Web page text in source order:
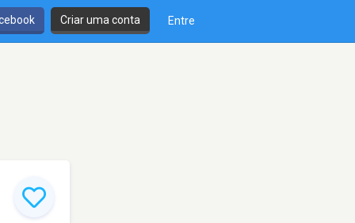
Criar uma conta Entre